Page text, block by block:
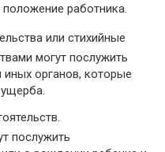
работника.
или стихийные
могут послужить
иных органов, которые
послужить